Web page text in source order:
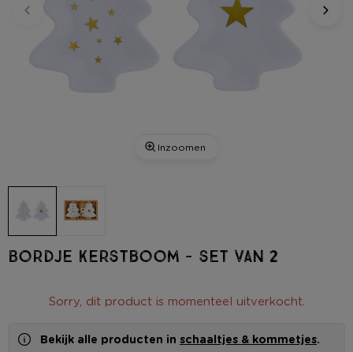
Inzoomen
Bordje kerstboom - set van 2
Sorry, dit product is momenteel uitverkocht.
Bekijk alle producten in schaaltjes & kommetjes.